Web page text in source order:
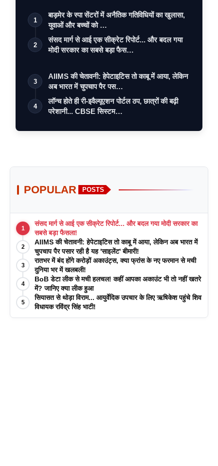
1
बाड़मेर के स्पा सेंटरों में अनैतिक गतिविधियों का खुलासा,
युवाओं और बच्चों को …
2
संसद मार्ग से आई एक सीक्रेट रिपोर्ट... और बदल गया
मोदी सरकार का सबसे बड़ा फैस…
3
AIIMS की चेतावनी: हेपेटाइटिस तो काबू में आया, लेकिन
अब भारत में चुपचाप पैर पस…
4
लॉन्च होते ही री-इवैल्यूएशन पोर्टल ठप, छात्रों की बढ़ी
परेशानी... CBSE सिस्टम…
POPULAR POSTS
1
संसद मार्ग से आई एक सीक्रेट रिपोर्ट... और बदल गया मोदी सरकार का
सबसे बड़ा फैसला!
2
AIIMS की चेतावनी: हेपेटाइटिस तो काबू में आया, लेकिन अब भारत में
चुपचाप पैर पसार रही है यह 'साइलेंट' बीमारी!
3
रातभर में बंद होंगे करोड़ों अकाउंट्स, क्या फ्रांस के नए फरमान से मची
दुनिया भर में खलबली!
4
BoB डेटा लीक से मची हलचल! कहीं आपका अकाउंट भी तो नहीं खतरे
में? जानिए क्या लीक हुआ
5
सियासत से थोड़ा विराम... आयुर्वेदिक उपचार के लिए ऋषिकेश पहुंचे शिव
विधायक रविंद्र सिंह भाटी!